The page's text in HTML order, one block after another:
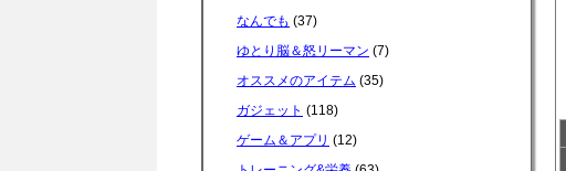
なんでも (37)
ゆとり脳＆怒リーマン (7)
オススメのアイテム (35)
ガジェット (118)
ゲーム＆アプリ (12)